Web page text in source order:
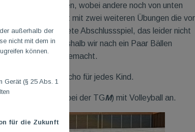
das Netz zu spielen, wobei andere noch von unten
Iman Said folgt mit zwei weiteren Übungen die vor
das langerwartete Abschlussspiel, das leider nicht
weshalb wir nach ein Paar Bällen
mehr Spaß gemacht.
plus TGM-Echo für jedes Kind.
Kind (hoffentlich bei der TGM) mit Volleyball an.
außerhalb der
nicht mit dem in
können.
Gerät (§ 25 Abs. 1
für die Zukunft